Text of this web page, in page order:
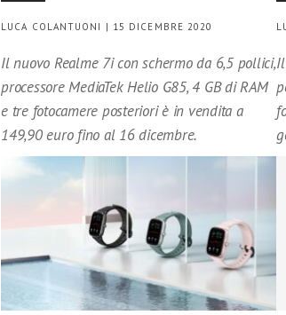
LUCA COLANTUONI | 15 DICEMBRE 2020
Il nuovo Realme 7i con schermo da 6,5 pollici,
processore MediaTek Helio G85, 4 GB di RAM
e tre fotocamere posteriori è in vendita a
149,90 euro fino al 16 dicembre.